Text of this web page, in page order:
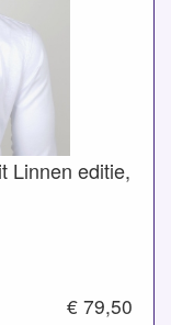
Linnen editie,
€ 79,50